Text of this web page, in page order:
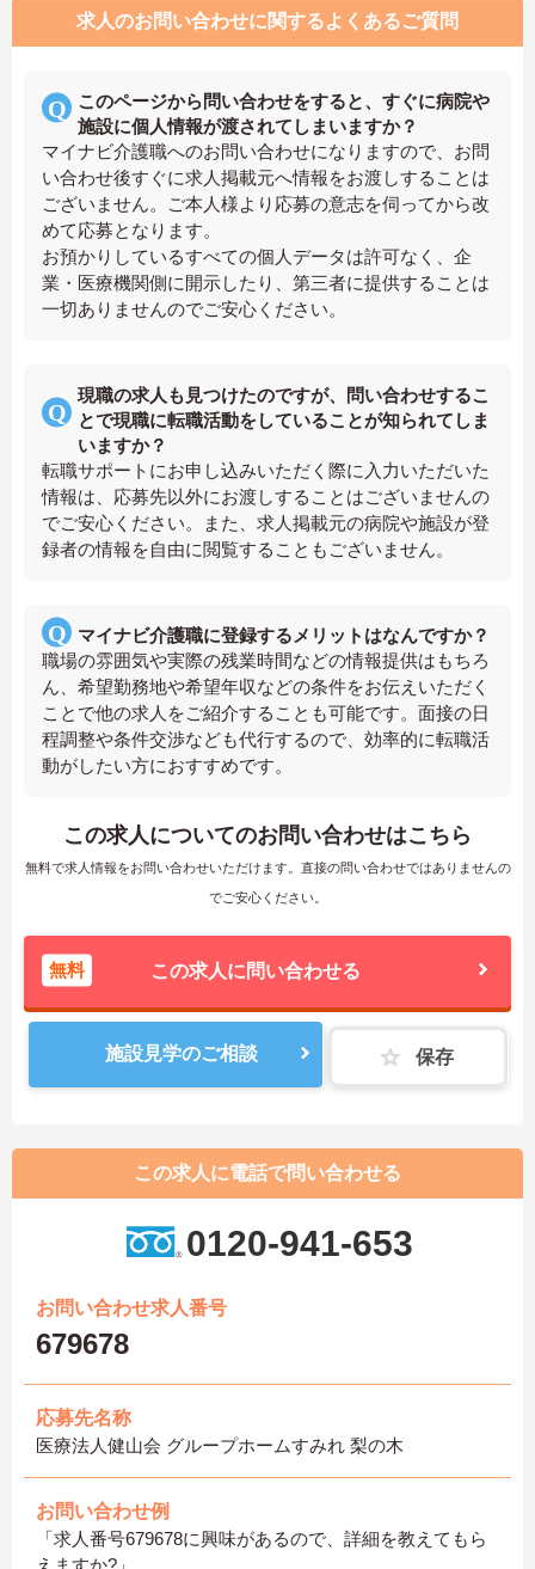
求人のお問い合わせに関するよくあるご質問
このページから問い合わせをすると、すぐに病院や
施設に個人情報が渡されてしまいますか？
マイナビ介護職へのお問い合わせになりますので、お問
い合わせ後すぐに求人掲載元へ情報をお渡しすることは
ございません。ご本人様より応募の意志を伺ってから改
めて応募となります。
お預かりしているすべての個人データは許可なく、企
業・医療機関側に開示したり、第三者に提供することは
一切ありませんのでご安心ください。
現職の求人も見つけたのですが、問い合わせするこ
とで現職に転職活動をしていることが知られてしま
いますか？
転職サポートにお申し込みいただく際に入力いただいた
情報は、応募先以外にお渡しすることはございませんの
でご安心ください。また、求人掲載元の病院や施設が登
録者の情報を自由に閲覧することもございません。
マイナビ介護職に登録するメリットはなんですか？
職場の雰囲気や実際の残業時間などの情報提供はもちろ
ん、希望勤務地や希望年収などの条件をお伝えいただく
ことで他の求人をご紹介することも可能です。面接の日
程調整や条件交渉なども代行するので、効率的に転職活
動がしたい方におすすめです。
この求人についてのお問い合わせはこちら
無料で求人情報をお問い合わせいただけます。直接の問い合わせではありませんの
でご安心ください。
無料 この求人に問い合わせる
施設見学のご相談 保存
この求人に電話で問い合わせる
0120-941-653
お問い合わせ求人番号
679678
応募先名称
医療法人健山会 グループホームすみれ 梨の木
お問い合わせ例
「求人番号679678に興味があるので、詳細を教えてもら
えますか?」